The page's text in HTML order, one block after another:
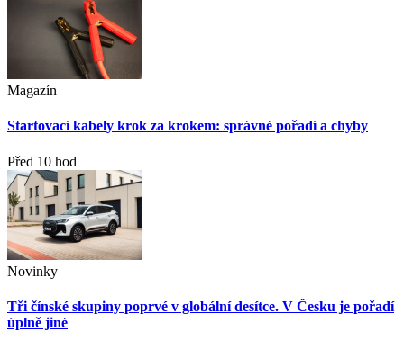
Magazín
Startovací kabely krok za krokem: správné pořadí a chyby
Před 10 hod
Novinky
Tři čínské skupiny poprvé v globální desítce. V Česku je pořadí
úplně jiné